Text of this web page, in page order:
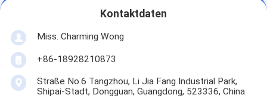
Kontaktdaten
Miss. Charming Wong
+86-18928210873
Straße No.6 Tangzhou, Li Jia Fang Industrial Park,
Shipai-Stadt, Dongguan, Guangdong, 523336, China